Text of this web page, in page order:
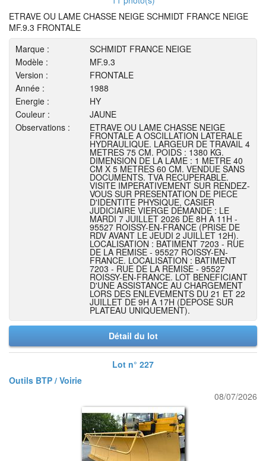
ETRAVE OU LAME CHASSE NEIGE SCHMIDT FRANCE NEIGE
MF.9.3 FRONTALE
Marque :
SCHMIDT FRANCE NEIGE
Modèle :
MF.9.3
Version :
FRONTALE
Année :
1988
Energie :
HY
Couleur :
JAUNE
Observations :
ETRAVE OU LAME CHASSE NEIGE
FRONTALE A OSCILLATION LATERALE
HYDRAULIQUE. LARGEUR DE TRAVAIL 4
METRES 75 CM. POIDS : 1380 KG.
DIMENSION DE LA LAME : 1 METRE 40
CM X 5 METRES 60 CM. VENDUE SANS
DOCUMENTS. TVA RECUPERABLE.
VISITE IMPERATIVEMENT SUR RENDEZ-
VOUS SUR PRESENTATION DE PIECE
D'IDENTITE PHYSIQUE, CASIER
JUDICIAIRE VIERGE DEMANDE : LE
MARDI 7 JUILLET 2026 DE 8H A 11H -
95527 ROISSY-EN-FRANCE (PRISE DE
RDV AVANT LE JEUDI 2 JUILLET 12H).
LOCALISATION : BATIMENT 7203 - RUE
DE LA REMISE - 95527 ROISSY-EN-
FRANCE. LOCALISATION : BATIMENT
7203 - RUE DE LA REMISE - 95527
ROISSY-EN-FRANCE. LOT BENEFICIANT
D'UNE ASSISTANCE AU CHARGEMENT
LORS DES ENLEVEMENTS DU 21 ET 22
JUILLET DE 9H A 17H (DEPOSE SUR
PLATEAU UNIQUEMENT).
Détail du lot
Lot n° 227
Outils BTP / Voirie
08/07/2026